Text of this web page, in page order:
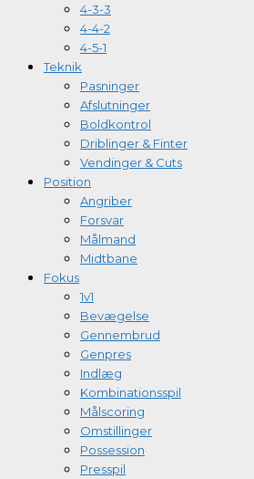
4-3-3
4-4-2
4-5-1
Teknik
Pasninger
Afslutninger
Boldkontrol
Driblinger & Finter
Vendinger & Cuts
Position
Angriber
Forsvar
Målmand
Midtbane
Fokus
1v1
Bevægelse
Gennembrud
Genpres
Indlæg
Kombinationsspil
Målscoring
Omstillinger
Possession
Presspil